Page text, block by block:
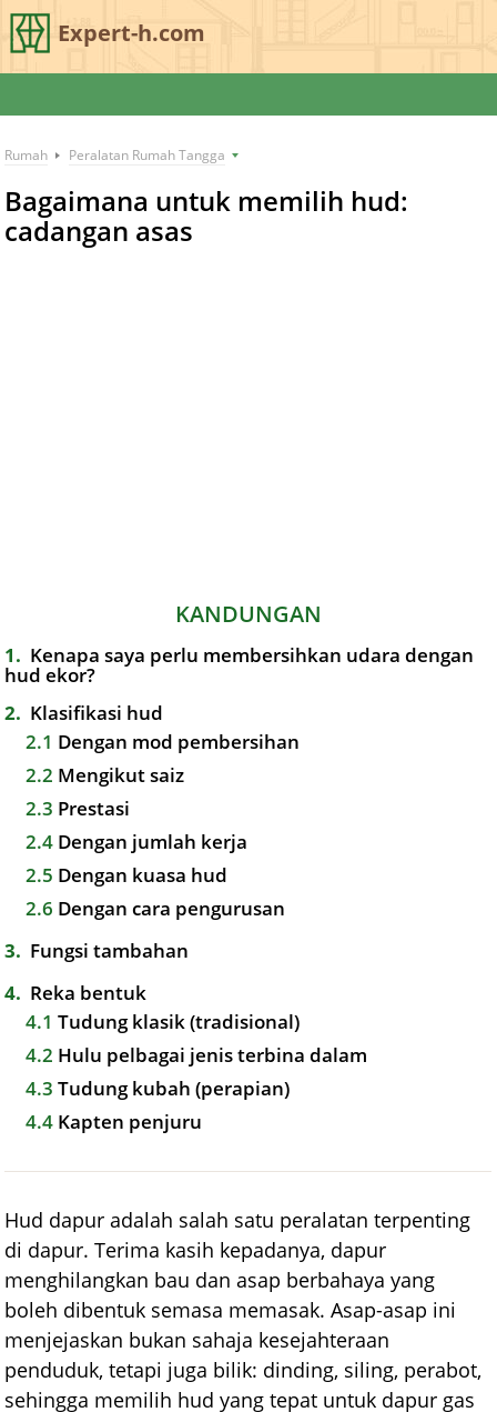
Expert-h.com
Rumah Peralatan Rumah Tangga
Bagaimana untuk memilih hud:
cadangan asas
KANDUNGAN
1 Kenapa saya perlu membersihkan udara dengan
hud ekor?
2
Klasifikasi hud
2.1 Dengan mod pembersihan
2.2 Mengikut saiz
2.3 Prestasi
2.4 Dengan jumlah kerja
2.5 Dengan kuasa hud
2.6 Dengan cara pengurusan
3
Fungsi tambahan
4
Reka bentuk
4.1 Tudung klasik (tradisional)
4.2 Hulu pelbagai jenis terbina dalam
4.3 Tudung kubah (perapian)
4.4 Kapten penjuru
Hud dapur adalah salah satu peralatan terpenting
di dapur. Terima kasih kepadanya, dapur
menghilangkan bau dan asap berbahaya yang
boleh dibentuk semasa memasak. Asap-asap ini
menjejaskan bukan sahaja kesejahteraan
penduduk, tetapi juga bilik: dinding, siling, perabot,
sehingga memilih hud yang tepat untuk dapur gas